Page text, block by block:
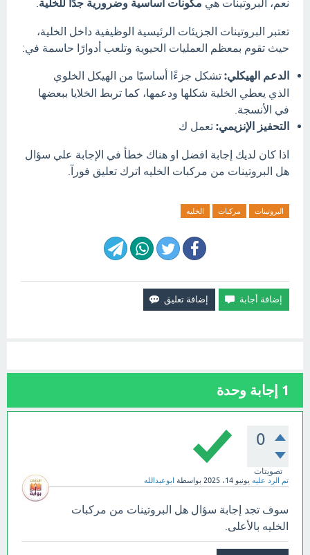
نعم، البروتينات هي مكونات أساسية وضرورية جدًا للخلية
تعتبر البروتينات الجزيئات الرئيسية الوظيفية داخل الخلية،
حيث تقوم بمعظم العمليات الحيوية وتلعب أدوارًا حاسمة في:
الدعم الهيكلي: تشكل جزءًا أساسيًا من الهيكل الخلوي
الذي يعطي الخلية شكلها ودعمها، كما تربط الخلايا ببعضها
في الأنسجة.
التحفيز الإنزيمي: تعمل ك
اذا كان لديك إجابة افضل او هناك خطأ في الإجابة علي سؤال
هل البروتينات من مركبات الخليه اترك تعليق فورآ.
البروتينات مركبات الخليه
1 إجابة وحدة
0
تصويتات
تم الرد عليه يونيو 14، 2025 بواسطة ابوعبدالله
سوف تجد إجابة سؤال هل البروتينات من مركبات
الخليه بالأعلى.